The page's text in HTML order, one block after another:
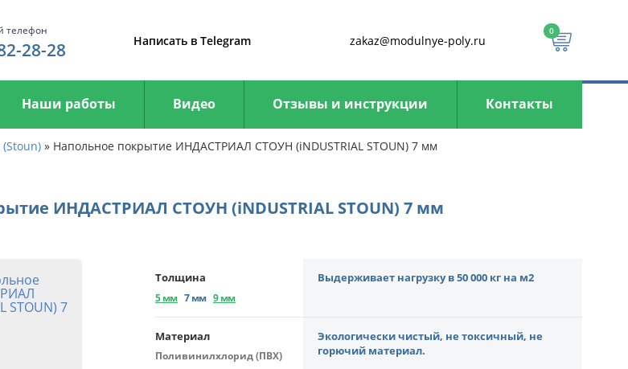
телефон
28-28 Написать в Telegram zakaz@modulnye-poly.ru
0
Наши работы Видео Отзывы и инструкции Контакты
(Stoun) » Напольное покрытие ИНДАСТРИАЛ СТОУН (iNDUSTRIAL STOUN) 7 мм
ИНДАСТРИАЛ СТОУН (iNDUSTRIAL STOUN) 7 мм
Толщина
5 мм 7 мм 9 мм
Выдерживает нагрузку в 50 000 кг на м2
Материал
Поливинилхлорид (ПВХ)
Экологически чистый, не токсичный, не
горючий материал.